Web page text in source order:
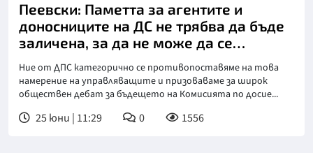
Пеевски: Паметта за агентите и
доносниците на ДС не трябва да бъде
заличена, за да не може да се
комунистическия режим
Ние от ДПС категорично се противопоставяме на това
намерение на управляващите и призоваваме за широк
обществен дебат за бъдещето на Комисията по досие...
25 юни | 11:29 0 1556